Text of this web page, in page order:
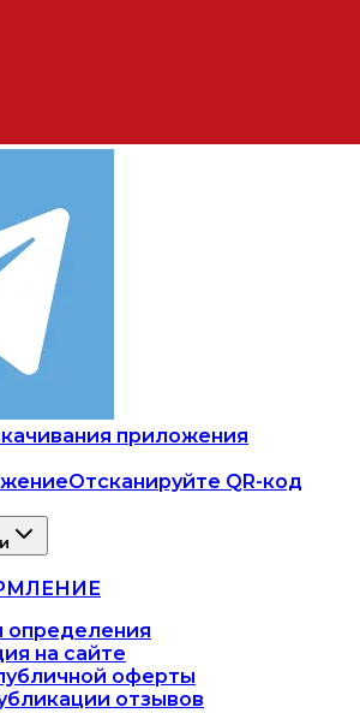
Отсканируйте QR-код
определения
на сайте
оферты
отзывов